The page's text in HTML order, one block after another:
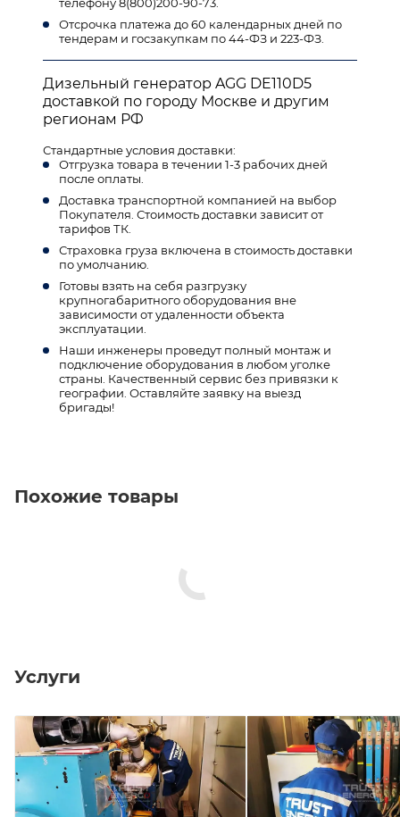
Отсрочка платежа до 60 календарных дней по
тендерам и госзакупкам по 44-ФЗ и 223-ФЗ.
Дизельный генератор AGG DE110D5
доставкой по городу Москве и другим
регионам РФ
Стандартные условия доставки:
Отгрузка товара в течении 1-3 рабочих дней
после оплаты.
Доставка транспортной компанией на выбор
Покупателя. Стоимость доставки зависит от
тарифов ТК.
Страховка груза включена в стоимость доставки
по умолчанию.
Готовы взять на себя разгрузку
крупногабаритного оборудования вне
зависимости от удаленности объекта
эксплуатации.
Наши инженеры проведут полный монтаж и
подключение оборудования в любом уголке
страны. Качественный сервис без привязки к
географии. Оставляйте заявку на выезд
бригады!
Похожие товары
Услуги